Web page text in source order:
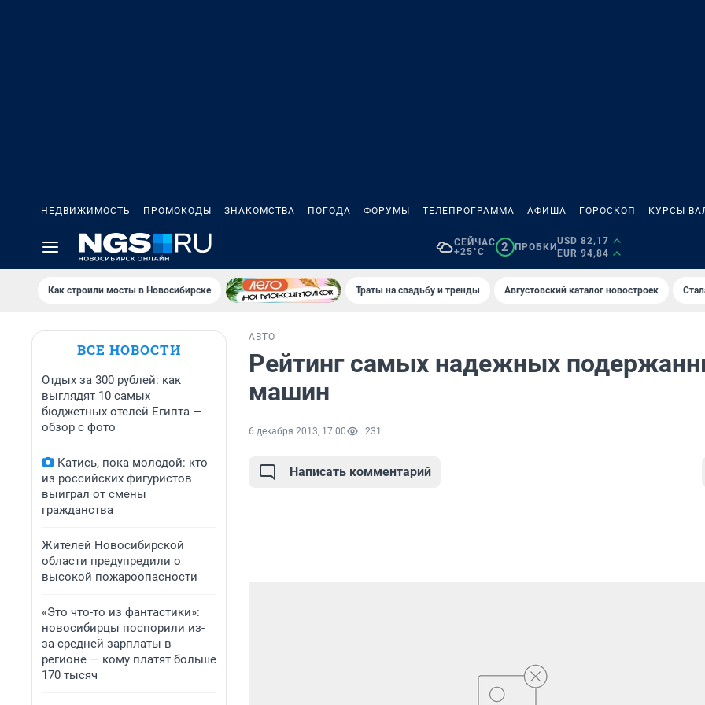
НЕДВИЖИМОСТЬ ПРОМОКОДЫ ЗНАКОМСТВА ПОГОДА ФОРУМЫ ТЕЛЕПРОГРАММА АФИША ГОРОСКОП КУРСЫ
СЕЙЧАС
+25°C
2 ПРОБКИ
USD 82,17
EUR 94,84
Как строили мосты в Новосибирске Траты на свадьбу и тренды Августовский каталог новостроек
ВСЕ НОВОСТИ
Отдых за 300 рублей: как
выглядят 10 самых
бюджетных отелей Египта —
обзор с фото
Катись, пока молодой: кто
из российских фигуристов
выиграл от смены
гражданства
Жителей Новосибирской
области предупредили о
высокой пожароопасности
«Это что-то из фантастики»:
новосибирцы поспорили из-
за средней зарплаты в
регионе — кому платят больше
170 тысяч
АВТО
Рейтинг самых надежных
машин
6 декабря 2013, 17:00 231
Написать комментарий